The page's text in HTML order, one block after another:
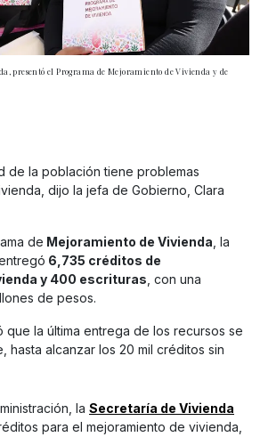
presentó el Programa de Mejoramiento de Vivienda y de
de la población tiene problemas
dijo la jefa de Gobierno, Clara
de Mejoramiento de Vivienda, la
6,735 créditos de
y 400 escrituras, con una
de pesos.
que la última entrega de los recursos se
hasta alcanzar los 20 mil créditos sin
la Secretaría de Vivienda
para el mejoramiento de vivienda,